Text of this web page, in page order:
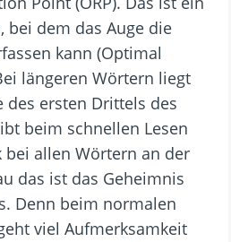
bei dem das Auge die
kann (Optimal
längeren Wörtern liegt
des ersten Drittels des
beim schnellen Lesen
allen Wörtern an der
das ist das Geheimnis
Denn beim normalen
viel Aufmerksamkeit